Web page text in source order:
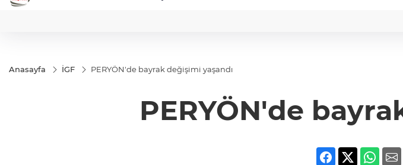
Anasayfa İGF PERYÖN'de bayrak değişimi yaşandı
PERYÖN'de